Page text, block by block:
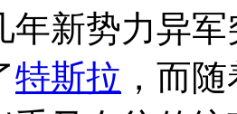
年新势力异
特斯拉 ，而